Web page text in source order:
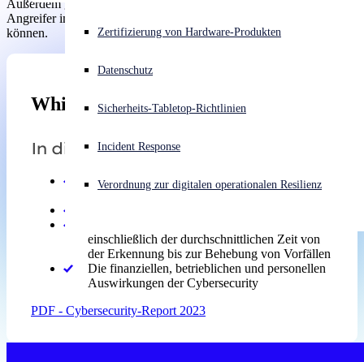
Akuter Cyberangriff? Fordern Sie Sofort-Hilfe an
Open search
Deutsch Open language switcher
Zertifizierung von Hardware-Produkten
Datenschutz
Sicherheits-Tabletop-Richtlinien
Incident Response
Verordnung zur digitalen operationalen Resilienz
Außerdem gibt der Report Empfehlungen dazu, wie Unternehmen
Angreifer im Jahr2023 im Cybersecurity-Wettlauf überholen
können.
Whitepapers
In diesem Bericht:
Häufigkeit und Art der Cyberangriffe im letzten
einschließlich der durchschnittlichen Zeit von
der Erkennung bis zur Behebung von Vorfällen
Die finanziellen, betrieblichen und personellen
Auswirkungen der Cybersecurity
PDF - Cybersecurity-Report 2023